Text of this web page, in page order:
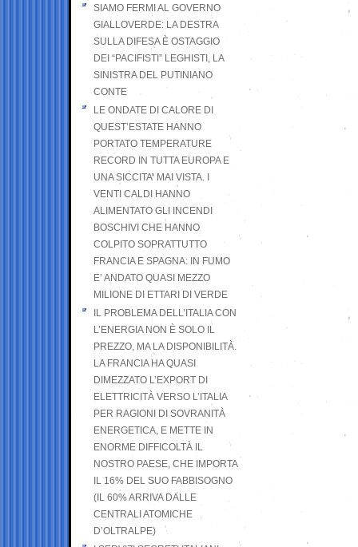
SIAMO FERMI AL GOVERNO
GIALLOVERDE: LA DESTRA
SULLA DIFESA È OSTAGGIO
DEI “PACIFISTI” LEGHISTI, LA
SINISTRA DEL PUTINIANO
CONTE
LE ONDATE DI CALORE DI
QUEST’ESTATE HANNO
PORTATO TEMPERATURE
RECORD IN TUTTA EUROPA E
UNA SICCITA’ MAI VISTA. I
VENTI CALDI HANNO
ALIMENTATO GLI INCENDI
BOSCHIVI CHE HANNO
COLPITO SOPRATTUTTO
FRANCIA E SPAGNA: IN FUMO
E’ ANDATO QUASI MEZZO
MILIONE DI ETTARI DI VERDE
IL PROBLEMA DELL’ITALIA CON
L’ENERGIA NON È SOLO IL
PREZZO, MA LA DISPONIBILITÀ.
LA FRANCIA HA QUASI
DIMEZZATO L’EXPORT DI
ELETTRICITÀ VERSO L’ITALIA
PER RAGIONI DI SOVRANITÀ
ENERGETICA, E METTE IN
ENORME DIFFICOLTÀ IL
NOSTRO PAESE, CHE IMPORTA
IL 16% DEL SUO FABBISOGNO
(IL 60% ARRIVA DALLE
CENTRALI ATOMICHE
D’OLTRALPE)